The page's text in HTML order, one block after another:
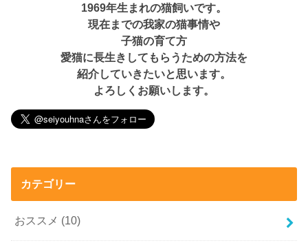
1969年生まれの猫飼いです。
現在までの我家の猫事情や
子猫の育て方
愛猫に長生きしてもらうための方法を
紹介していきたいと思います。
よろしくお願いします。
カテゴリー
おススメ (10)